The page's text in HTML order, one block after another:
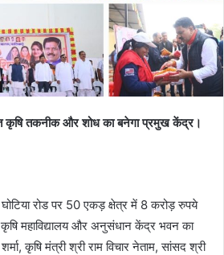
कृषि तकनीक और शोध का बनेगा प्रमुख केंद्र।
घोटिया रोड पर 50 एकड़ क्षेत्र में 8 करोड़ रुपये
कृषि महाविद्यालय और अनुसंधान केंद्र भवन का
कृषि मंत्री श्री राम विचार नेताम, सांसद श्री